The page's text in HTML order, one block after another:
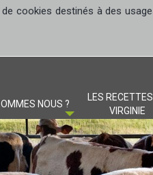
cookies destinés à des
NOUS ?
LES
VIRGINIE